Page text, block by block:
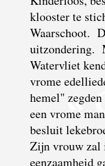
klooster te
Waarschoot.
uitzondering.
Watervliet
vrome
hemel"
een vrome
besluit
Zijn vrouw zal
eenzaamheid